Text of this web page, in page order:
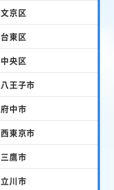
文京区
台東区
中央区
八王子市
府中市
西東京市
三鷹市
立川市